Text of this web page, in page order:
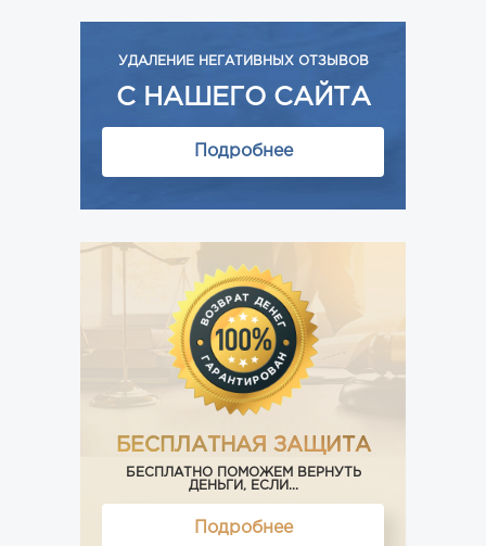
УДАЛЕНИЕ НЕГАТИВНЫХ ОТЗЫВОВ
С НАШЕГО САЙТА
Подробнее
БЕСПЛАТНАЯ ЗАЩИТА
БЕСПЛАТНО ПОМОЖЕМ ВЕРНУТЬ
ДЕНЬГИ, ЕСЛИ...
Подробнее